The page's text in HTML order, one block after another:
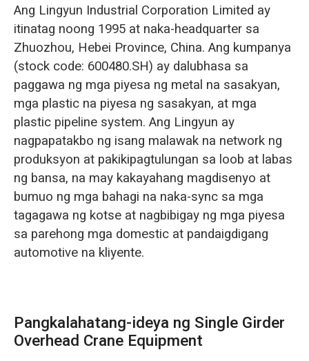
Ang Lingyun Industrial Corporation Limited ay
itinatag noong 1995 at naka-headquarter sa
Zhuozhou, Hebei Province, China. Ang kumpanya
(stock code: 600480.SH) ay dalubhasa sa
paggawa ng mga piyesa ng metal na sasakyan,
mga plastic na piyesa ng sasakyan, at mga
plastic pipeline system. Ang Lingyun ay
nagpapatakbo ng isang malawak na network ng
produksyon at pakikipagtulungan sa loob at labas
ng bansa, na may kakayahang magdisenyo at
bumuo ng mga bahagi na naka-sync sa mga
tagagawa ng kotse at nagbibigay ng mga piyesa
sa parehong mga domestic at pandaigdigang
automotive na kliyente.
Pangkalahatang-ideya ng Single Girder
Overhead Crane Equipment